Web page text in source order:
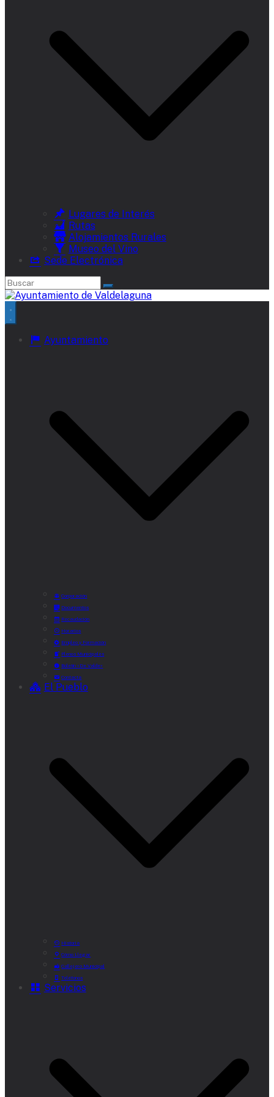
Lugares de Interés
Rutas
Alojamientos Rurales
Museo del Vino
Sede Electrónica
Ayuntamiento
Corporación
Documentos
Recaudación
Horarios
Empleo y Formación
Plenos Municipales
Boletín «De Valde»
Contacta
El Pueblo
Historia
Cómo Llegar
Callejero Municipal
Teléfonos
Servicios